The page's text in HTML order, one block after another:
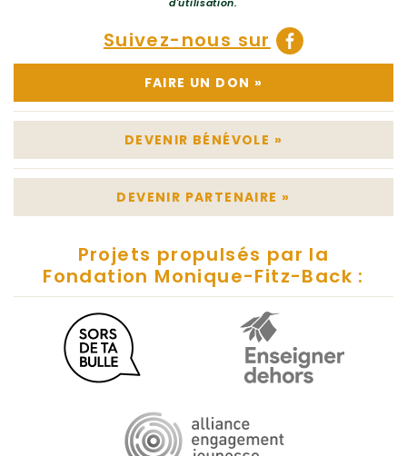
Suivez-nous sur
FAIRE UN DON »
DEVENIR BÉNÉVOLE »
DEVENIR PARTENAIRE »
Projets propulsés par la
Fondation Monique-Fitz-Back :